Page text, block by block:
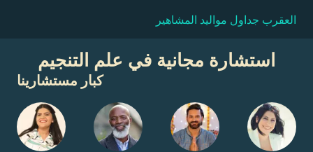
العقرب جداول مواليد المشاهير
استشارة مجانية في علم التنجيم
كبار مستشارينا